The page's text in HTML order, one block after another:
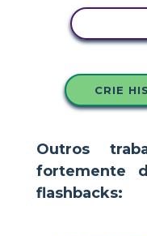
CRIE
Outros
fortemente
flashbacks: